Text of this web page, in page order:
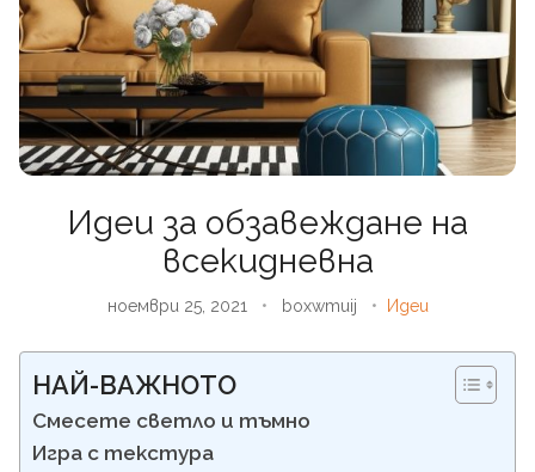
Идеи за обзавеждане на
всекидневна
ноември 25, 2021 • boxwmuij • Идеи
НАЙ-ВАЖНОТО
Смесете светло и тъмно
Игра с текстура